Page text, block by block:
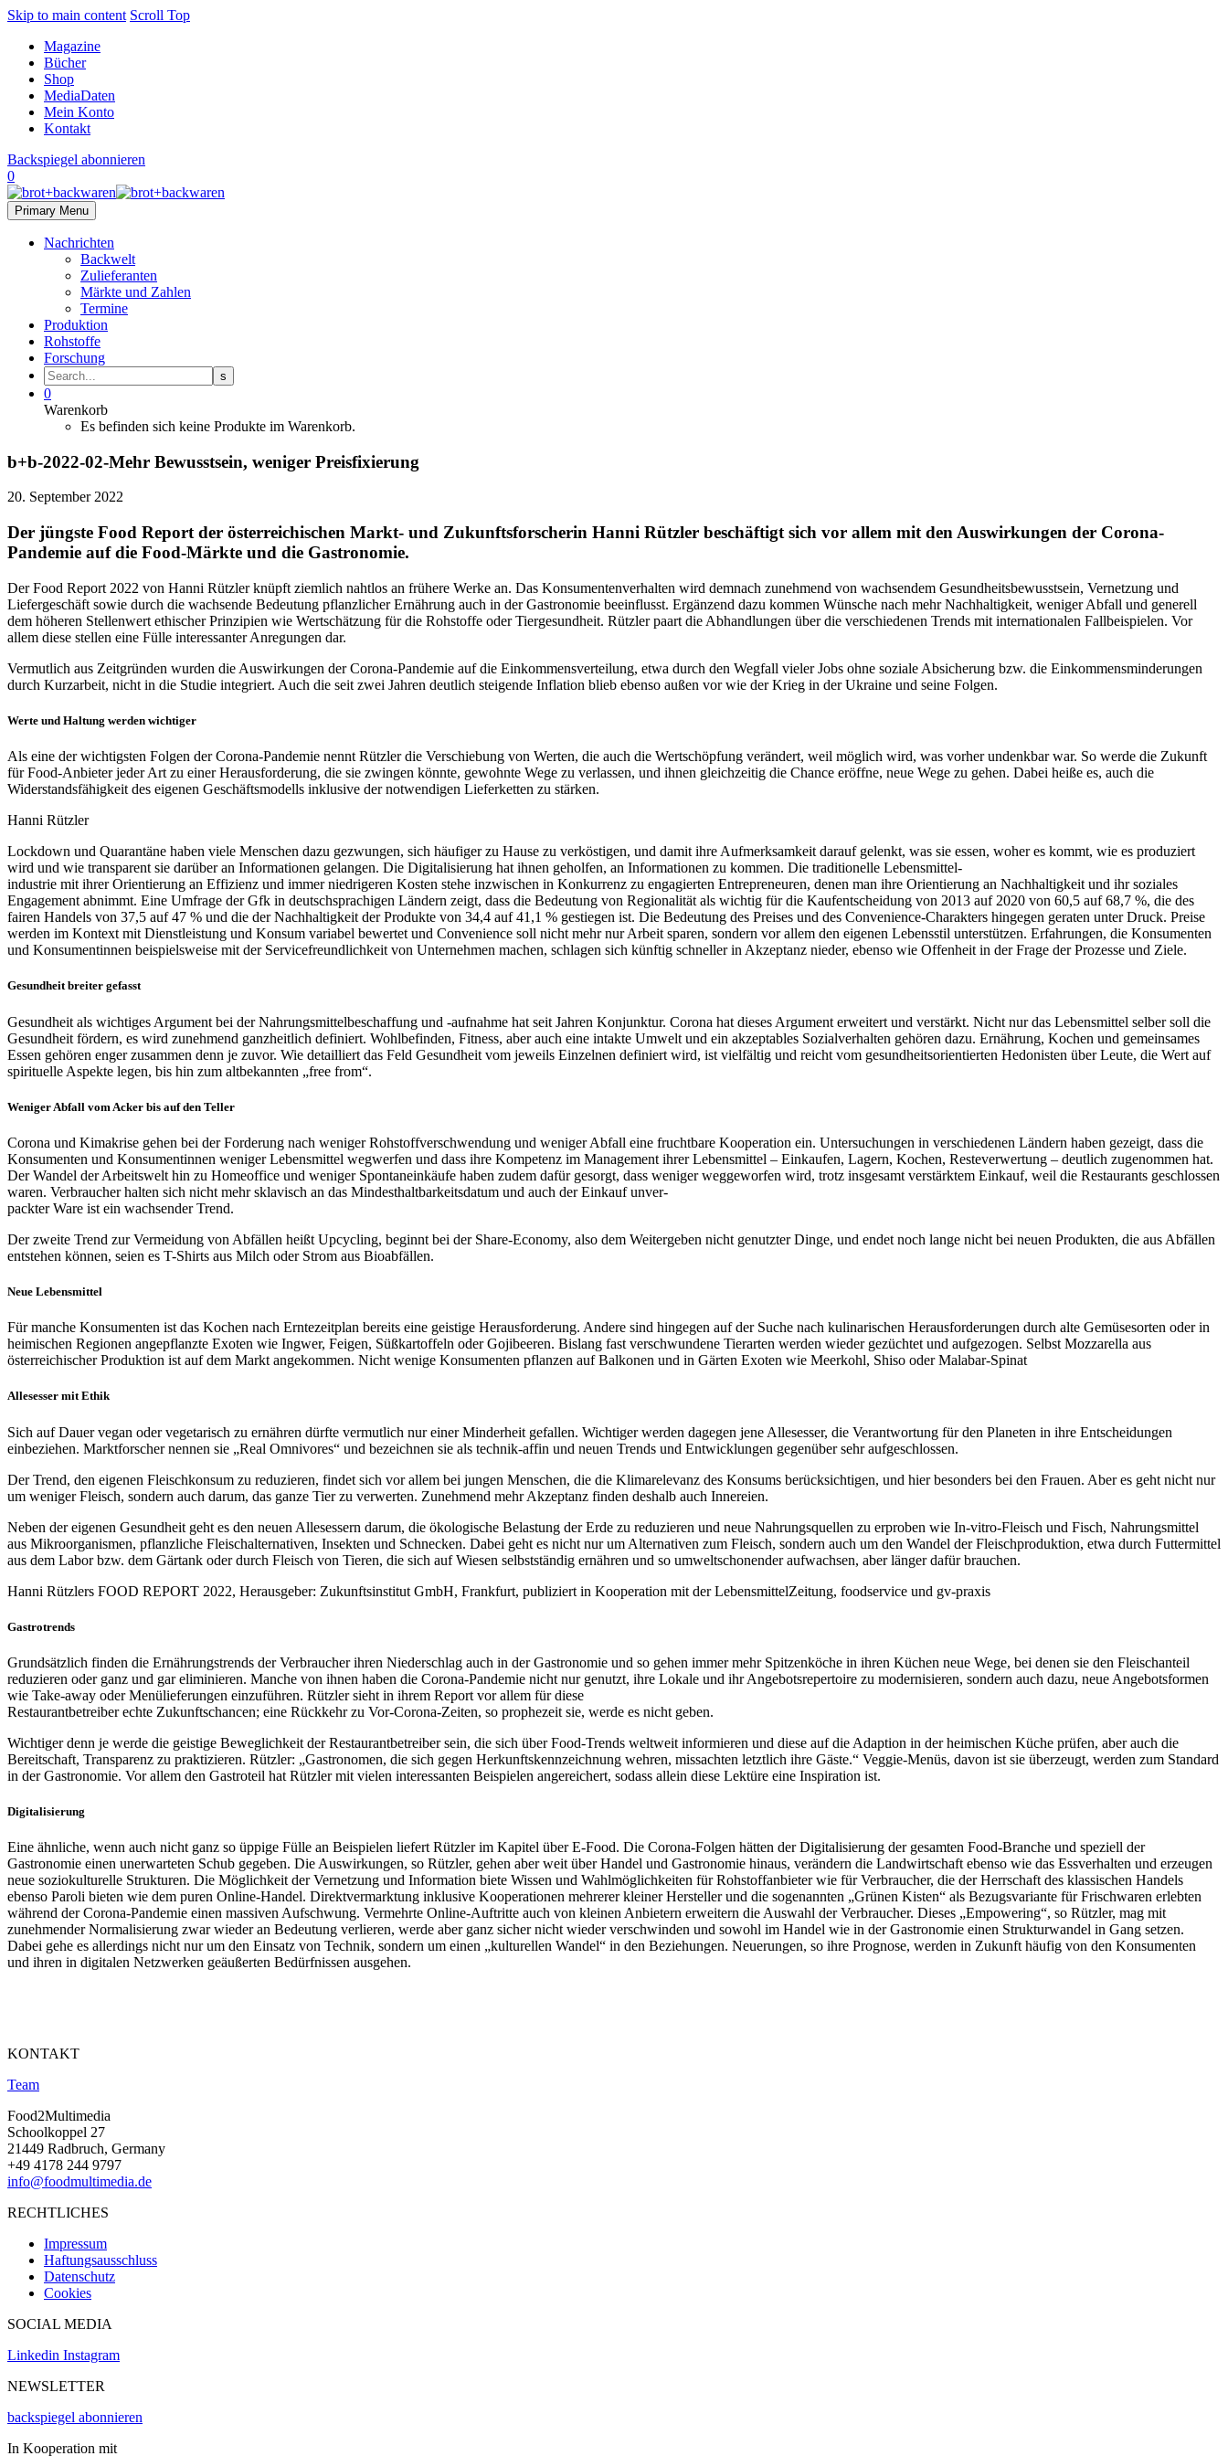
Skip to main content Scroll Top
Magazine
Bücher
Shop
MediaDaten
Mein Konto
Kontakt
Backspiegel abonnieren
0
Primary Menu
Nachrichten
Backwelt
Zulieferanten
Märkte und Zahlen
Termine
Produktion
Rohstoffe
Forschung
0
Warenkorb
Es befinden sich keine Produkte im Warenkorb.
b+b-2022-02-Mehr Bewusstsein, weniger Preisfixierung
20. September 2022
Der jüngste Food Report der österreichischen Markt- und Zukunftsforscherin Hanni Rützler beschäftigt sich vor allem mit den Auswirkungen der Corona-
Pandemie auf die Food-Märkte und die Gastronomie.
Der Food Report 2022 von Hanni Rützler knüpft ziemlich nahtlos an frühere Werke an. Das Konsumentenverhalten wird demnach zunehmend von wachsendem Gesundheitsbewusstsein, Vernetzung und
Liefergeschäft sowie durch die wachsende Bedeutung pflanzlicher Ernährung auch in der Gastronomie beeinflusst. Ergänzend dazu kommen Wünsche nach mehr Nachhaltigkeit, weniger Abfall und generell
dem höheren Stellenwert ethischer Prinzipien wie Wertschätzung für die Rohstoffe oder Tiergesundheit. Rützler paart die Abhandlungen über die verschiedenen Trends mit internationalen Fallbeispielen. Vor
allem diese stellen eine Fülle interessanter Anregungen dar.
Vermutlich aus Zeitgründen wurden die Auswirkungen der Corona-Pandemie auf die Einkommensverteilung, etwa durch den Wegfall vieler Jobs ohne soziale Absicherung bzw. die Einkommensminderungen
durch Kurzarbeit, nicht in die Studie integriert. Auch die seit zwei Jahren deutlich steigende Inflation blieb ebenso außen vor wie der Krieg in der Ukraine und seine Folgen.
Werte und Haltung werden wichtiger
Als eine der wichtigsten Folgen der Corona-Pandemie nennt Rützler die Verschiebung von Werten, die auch die Wertschöpfung verändert, weil möglich wird, was vorher undenkbar war. So werde die Zukunft
für Food-Anbieter jeder Art zu einer Herausforderung, die sie zwingen könnte, gewohnte Wege zu verlassen, und ihnen gleichzeitig die Chance eröffne, neue Wege zu gehen. Dabei heiße es, auch die
Widerstandsfähigkeit des eigenen Geschäftsmodells inklusive der notwendigen Lieferketten zu stärken.
Hanni Rützler
Lockdown und Quarantäne haben viele Menschen dazu gezwungen, sich häufiger zu Hause zu verköstigen, und damit ihre Aufmerksamkeit darauf gelenkt, was sie essen, woher es kommt, wie es produziert
wird und wie transparent sie darüber an Informationen gelangen. Die Digitalisierung hat ihnen geholfen, an Informationen zu kommen. Die traditionelle Lebensmittel-
industrie mit ihrer Orientierung an Effizienz und immer niedrigeren Kosten stehe inzwischen in Konkurrenz zu engagierten Entrepreneuren, denen man ihre Orientierung an Nachhaltigkeit und ihr soziales
Engagement abnimmt. Eine Umfrage der Gfk in deutschsprachigen Ländern zeigt, dass die Bedeutung von Regionalität als wichtig für die Kaufentscheidung von 2013 auf 2020 von 60,5 auf 68,7 %, die des
fairen Handels von 37,5 auf 47 % und die der Nachhaltigkeit der Produkte von 34,4 auf 41,1 % gestiegen ist. Die Bedeutung des Preises und des Convenience-Charakters hingegen geraten unter Druck. Preise
werden im Kontext mit Dienstleistung und Konsum variabel bewertet und Convenience soll nicht mehr nur Arbeit sparen, sondern vor allem den eigenen Lebensstil unterstützen. Erfahrungen, die Konsumenten
und Konsumentinnen beispielsweise mit der Servicefreundlichkeit von Unternehmen machen, schlagen sich künftig schneller in Akzeptanz nieder, ebenso wie Offenheit in der Frage der Prozesse und Ziele.
Gesundheit breiter gefasst
Gesundheit als wichtiges Argument bei der Nahrungsmittelbeschaffung und -aufnahme hat seit Jahren Konjunktur. Corona hat dieses Argument erweitert und verstärkt. Nicht nur das Lebensmittel selber soll die
Gesundheit fördern, es wird zunehmend ganzheitlich definiert. Wohlbefinden, Fitness, aber auch eine intakte Umwelt und ein akzeptables Sozialverhalten gehören dazu. Ernährung, Kochen und gemeinsames
Essen gehören enger zusammen denn je zuvor. Wie detailliert das Feld Gesundheit vom jeweils Einzelnen definiert wird, ist vielfältig und reicht vom gesundheitsorientierten Hedonisten über Leute, die Wert auf
spirituelle Aspekte legen, bis hin zum altbekannten „free from“.
Weniger Abfall vom Acker bis auf den Teller
Corona und Kimakrise gehen bei der Forderung nach weniger Rohstoffverschwendung und weniger Abfall eine fruchtbare Kooperation ein. Untersuchungen in verschiedenen Ländern haben gezeigt, dass die
Konsumenten und Konsumentinnen weniger Lebensmittel wegwerfen und dass ihre Kompetenz im Management ihrer Lebensmittel – Einkaufen, Lagern, Kochen, Resteverwertung – deutlich zugenommen hat.
Der Wandel der Arbeitswelt hin zu Homeoffice und weniger Spontaneinkäufe haben zudem dafür gesorgt, dass weniger weggeworfen wird, trotz insgesamt verstärktem Einkauf, weil die Restaurants geschlossen
waren. Verbraucher halten sich nicht mehr sklavisch an das Mindesthaltbarkeitsdatum und auch der Einkauf unver-
packter Ware ist ein wachsender Trend.
Der zweite Trend zur Vermeidung von Abfällen heißt Upcycling, beginnt bei der Share-Economy, also dem Weitergeben nicht genutzter Dinge, und endet noch lange nicht bei neuen Produkten, die aus Abfällen
entstehen können, seien es T-Shirts aus Milch oder Strom aus Bioabfällen.
Neue Lebensmittel
Für manche Konsumenten ist das Kochen nach Erntezeitplan bereits eine geistige Herausforderung. Andere sind hingegen auf der Suche nach kulinarischen Herausforderungen durch alte Gemüsesorten oder in
heimischen Regionen angepflanzte Exoten wie Ingwer, Feigen, Süßkartoffeln oder Gojibeeren. Bislang fast verschwundene Tierarten werden wieder gezüchtet und aufgezogen. Selbst Mozzarella aus
österreichischer Produktion ist auf dem Markt angekommen. Nicht wenige Konsumenten pflanzen auf Balkonen und in Gärten Exoten wie Meerkohl, Shiso oder Malabar-Spinat
Allesesser mit Ethik
Sich auf Dauer vegan oder vegetarisch zu ernähren dürfte vermutlich nur einer Minderheit gefallen. Wichtiger werden dagegen jene Allesesser, die Verantwortung für den Planeten in ihre Entscheidungen
einbeziehen. Marktforscher nennen sie „Real Omnivores“ und bezeichnen sie als technik-affin und neuen Trends und Entwicklungen gegenüber sehr aufgeschlossen.
Der Trend, den eigenen Fleischkonsum zu reduzieren, findet sich vor allem bei jungen Menschen, die die Klimarelevanz des Konsums berücksichtigen, und hier besonders bei den Frauen. Aber es geht nicht nur
um weniger Fleisch, sondern auch darum, das ganze Tier zu verwerten. Zunehmend mehr Akzeptanz finden deshalb auch Innereien.
Neben der eigenen Gesundheit geht es den neuen Allesessern darum, die ökologische Belastung der Erde zu reduzieren und neue Nahrungsquellen zu erproben wie In-vitro-Fleisch und Fisch, Nahrungsmittel
aus Mikroorganismen, pflanzliche Fleischalternativen, Insekten und Schnecken. Dabei geht es nicht nur um Alternativen zum Fleisch, sondern auch um den Wandel der Fleischproduktion, etwa durch Futtermittel
aus dem Labor bzw. dem Gärtank oder durch Fleisch von Tieren, die sich auf Wiesen selbstständig ernähren und so umweltschonender aufwachsen, aber länger dafür brauchen.
Hanni Rützlers FOOD REPORT 2022, Herausgeber: Zukunftsinstitut GmbH, Frankfurt, publiziert in Kooperation mit der LebensmittelZeitung, foodservice und gv-praxis
Gastrotrends
Grundsätzlich finden die Ernährungstrends der Verbraucher ihren Niederschlag auch in der Gastronomie und so gehen immer mehr Spitzenköche in ihren Küchen neue Wege, bei denen sie den Fleischanteil
reduzieren oder ganz und gar eliminieren. Manche von ihnen haben die Corona-Pandemie nicht nur genutzt, ihre Lokale und ihr Angebotsrepertoire zu modernisieren, sondern auch dazu, neue Angebotsformen
wie Take-away oder Menülieferungen einzuführen. Rützler sieht in ihrem Report vor allem für diese
Restaurantbetreiber echte Zukunftschancen; eine Rückkehr zu Vor-Corona-Zeiten, so prophezeit sie, werde es nicht geben.
Wichtiger denn je werde die geistige Beweglichkeit der Restaurantbetreiber sein, die sich über Food-Trends weltweit informieren und diese auf die Adaption in der heimischen Küche prüfen, aber auch die
Bereitschaft, Transparenz zu praktizieren. Rützler: „Gastronomen, die sich gegen Herkunftskennzeichnung wehren, missachten letztlich ihre Gäste.“ Veggie-Menüs, davon ist sie überzeugt, werden zum Standard
in der Gastronomie. Vor allem den Gastroteil hat Rützler mit vielen interessanten Beispielen angereichert, sodass allein diese Lektüre eine Inspiration ist.
Digitalisierung
Eine ähnliche, wenn auch nicht ganz so üppige Fülle an Beispielen liefert Rützler im Kapitel über E-Food. Die Corona-Folgen hätten der Digitalisierung der gesamten Food-Branche und speziell der
Gastronomie einen unerwarteten Schub gegeben. Die Auswirkungen, so Rützler, gehen aber weit über Handel und Gastronomie hinaus, verändern die Landwirtschaft ebenso wie das Essverhalten und erzeugen
neue soziokulturelle Strukturen. Die Möglichkeit der Vernetzung und Information biete Wissen und Wahlmöglichkeiten für Rohstoffanbieter wie für Verbraucher, die der Herrschaft des klassischen Handels
ebenso Paroli bieten wie dem puren Online-Handel. Direktvermarktung inklusive Kooperationen mehrerer kleiner Hersteller und die sogenannten „Grünen Kisten“ als Bezugsvariante für Frischwaren erlebten
während der Corona-Pandemie einen massiven Aufschwung. Vermehrte Online-Auftritte auch von kleinen Anbietern erweitern die Auswahl der Verbraucher. Dieses „Empowering“, so Rützler, mag mit
zunehmender Normalisierung zwar wieder an Bedeutung verlieren, werde aber ganz sicher nicht wieder verschwinden und sowohl im Handel wie in der Gastronomie einen Strukturwandel in Gang setzen.
Dabei gehe es allerdings nicht nur um den Einsatz von Technik, sondern um einen „kulturellen Wandel“ in den Beziehungen. Neuerungen, so ihre Prognose, werden in Zukunft häufig von den Konsumenten
und ihren in digitalen Netzwerken geäußerten Bedürfnissen ausgehen.
KONTAKT
Team
Food2Multimedia
Schoolkoppel 27
21449 Radbruch, Germany
+49 4178 244 9797
info@foodmultimedia.de
RECHTLICHES
Impressum
Haftungsausschluss
Datenschutz
Cookies
SOCIAL MEDIA
Linkedin Instagram
NEWSLETTER
backspiegel abonnieren
In Kooperation mit